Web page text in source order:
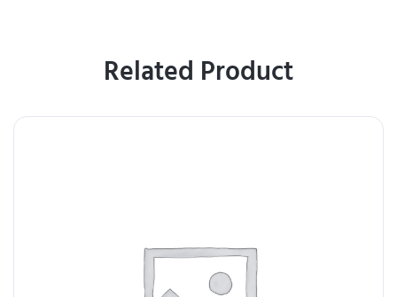
Related Product